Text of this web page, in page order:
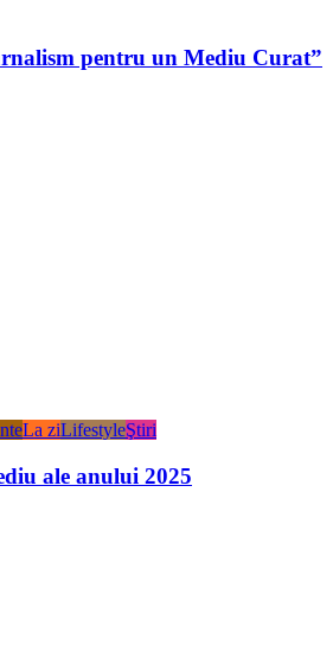
pentru un Mediu Curat”
La ziLifestyleŞtiri
ale anului 2025